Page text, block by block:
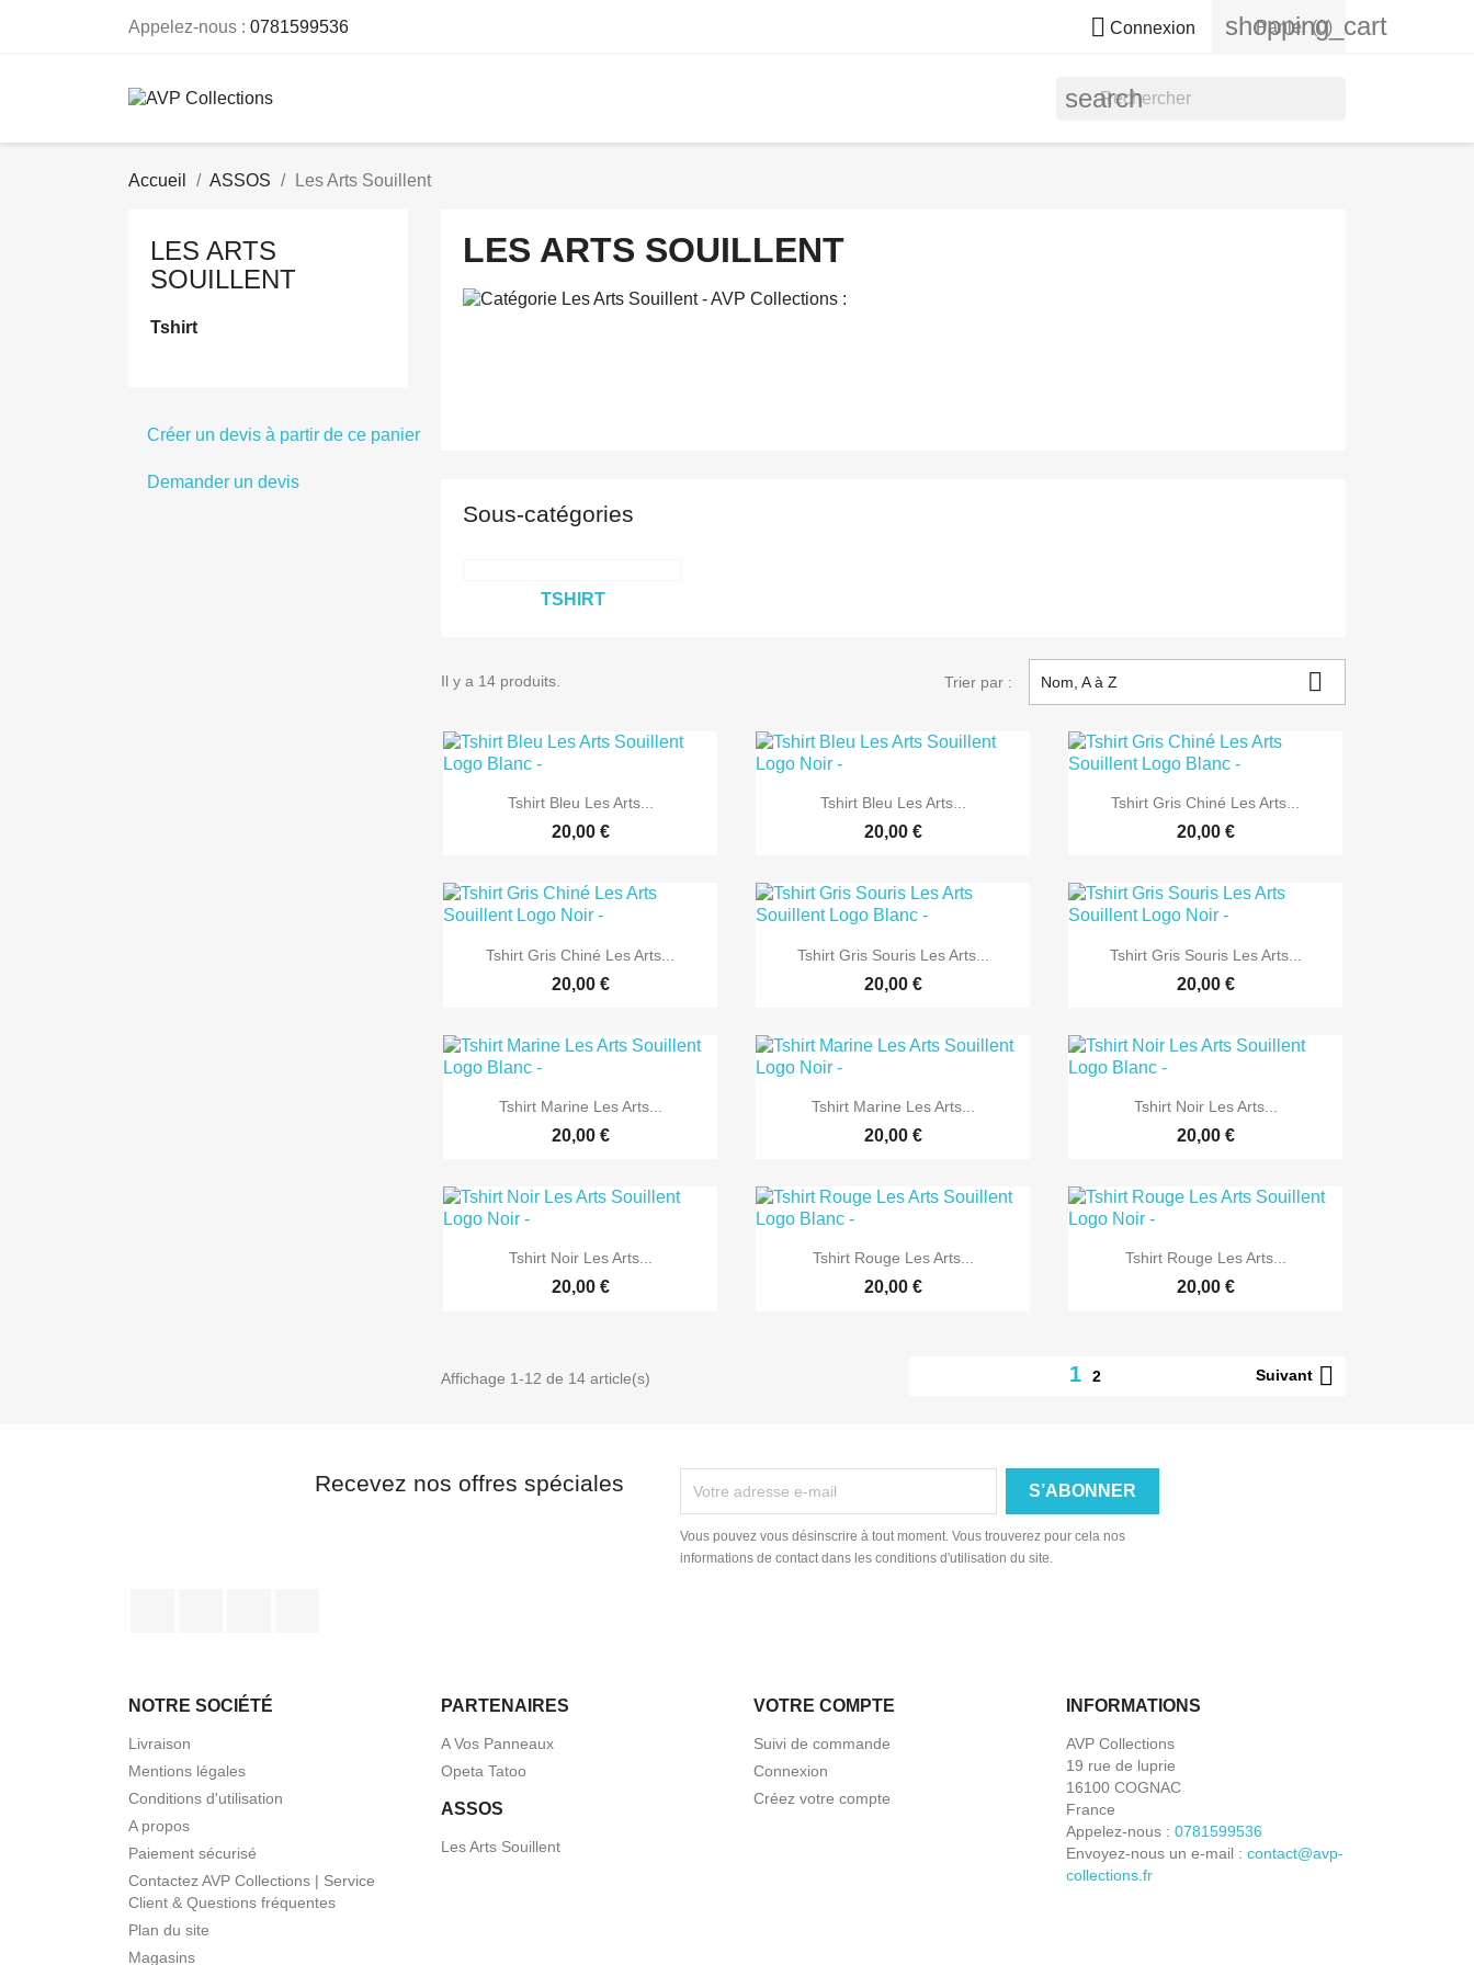
Appelez-nous : 0781599536  Connexion shopping_cart
Panier (0)
search
Accueil ASSOS Les Arts Souillent
LES ARTS
SOUILLENT
Tshirt
Créer un devis à partir de ce panier
Demander un devis
LES ARTS SOUILLENT
Sous-catégories
TSHIRT
Il y a 14 produits. Trier par : Nom, A à Z 
 Aperçu rapide
Tshirt Bleu Les Arts...
20,00 €
 Aperçu rapide
Tshirt Bleu Les Arts...
20,00 €
 Aperçu rapide
Tshirt Gris Chiné Les Arts...
20,00 €
 Aperçu rapide
Tshirt Gris Chiné Les Arts...
20,00 €
 Aperçu rapide
Tshirt Gris Souris Les Arts...
20,00 €
 Aperçu rapide
Tshirt Gris Souris Les Arts...
20,00 €
 Aperçu rapide
Tshirt Marine Les Arts...
20,00 €
 Aperçu rapide
Tshirt Marine Les Arts...
20,00 €
 Aperçu rapide
Tshirt Noir Les Arts...
20,00 €
 Aperçu rapide
Tshirt Noir Les Arts...
20,00 €
 Aperçu rapide
Tshirt Rouge Les Arts...
20,00 €
 Aperçu rapide
Tshirt Rouge Les Arts...
20,00 €
Affichage 1-12 de 14 article(s) 1 2 Suivant 
Recevez nos offres spéciales
Vous pouvez vous désinscrire à tout moment. Vous trouverez pour cela nos
informations de contact dans les conditions d'utilisation du site.
NOTRE SOCIÉTÉ
Livraison
Mentions légales
Conditions d'utilisation
A propos
Paiement sécurisé
Contactez AVP Collections | Service
Client & Questions fréquentes
Plan du site
Magasins
PARTENAIRES
A Vos Panneaux
Opeta Tatoo
ASSOS
Les Arts Souillent
VOTRE COMPTE
Suivi de commande
Connexion
Créez votre compte
INFORMATIONS
AVP Collections
19 rue de luprie
16100 COGNAC
France
Appelez-nous : 0781599536
Envoyez-nous un e-mail : contact@avp-
collections.fr